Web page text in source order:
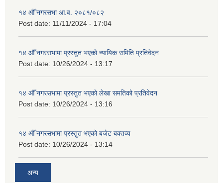
१४ औँ नगरसभा आ.व. २०८१/०८२
Post date: 11/11/2024 - 17:04
१४ औँ नगरसभामा प्रस्तुत भएको न्यायिक समिति प्रतिवेदन
Post date: 10/26/2024 - 13:17
१४ औँ नगरसभामा प्रस्तुत भएको लेखा समतिको प्रतिवेदन
Post date: 10/26/2024 - 13:16
१४ औँ नगरसभामा प्रस्तुत भएको बजेट बक्तव्य
Post date: 10/26/2024 - 13:14
अन्य